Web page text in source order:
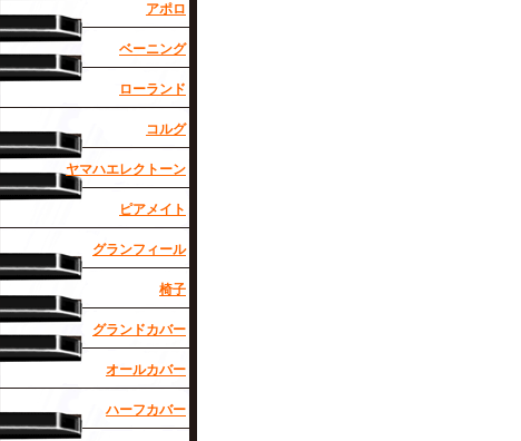
アポロ
ベーニング
ローランド
コルグ
ヤマハエレクトーン
ピアメイト
グランフィール
椅子
グランドカバー
オールカバー
ハーフカバー